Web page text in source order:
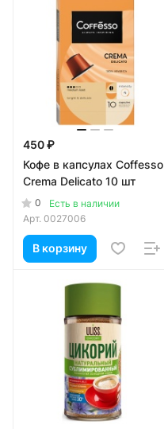
450 ₽
Кофе в капсулах Coffesso
Crema Delicato 10 шт
0
Есть в наличии
Арт. 0027006
В корзину